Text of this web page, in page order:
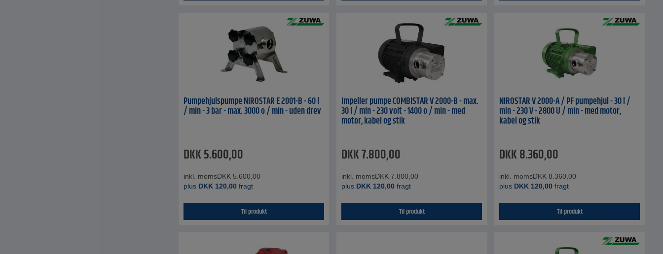
Pumpehjulspumpe NIROSTAR E 2001-B - 60 l
/ min - 3 bar - max. 3000 o / min - uden drev
DKK5.600,00
inkl. momsDKK 5.600,00
plus DKK 120,00 fragt
Til produkt
Impeller pumpe COMBISTAR V 2000-B - max.
30 l / min - 230 volt - 1400 o / min - med
motor, kabel og stik
DKK7.800,00
inkl. momsDKK 7.800,00
plus DKK 120,00 fragt
Til produkt
NIROSTAR V 2000-A / PF pumpehjul - 30 l /
min - 230 V - 2800 U / min - med motor,
kabel og stik
DKK8.360,00
inkl. momsDKK 8.360,00
plus DKK 120,00 fragt
Til produkt